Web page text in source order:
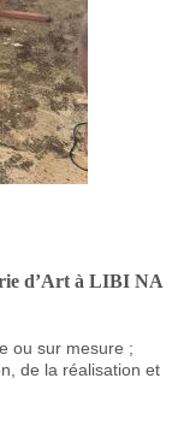
d’Art à LIBI NA
ou sur mesure ;
de la réalisation et